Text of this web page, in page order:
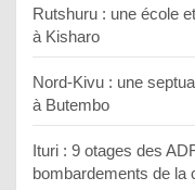
Rutshuru : une école
à Kisharo
Nord-Kivu : une
à Butembo
Ituri : 9 otages des
bombardements de la